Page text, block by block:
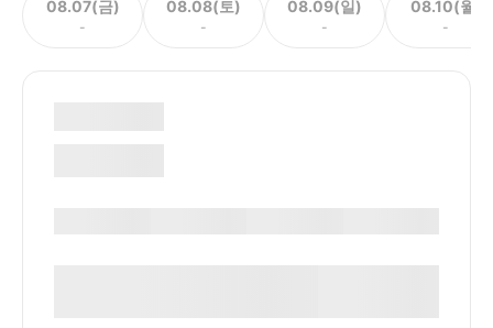
08.07(금)
-
08.08(토)
-
08.09(일)
-
08.10(월)
-